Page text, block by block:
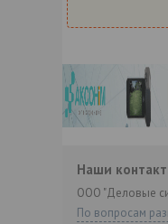
Наши
ООО "Деловые
По вопросам